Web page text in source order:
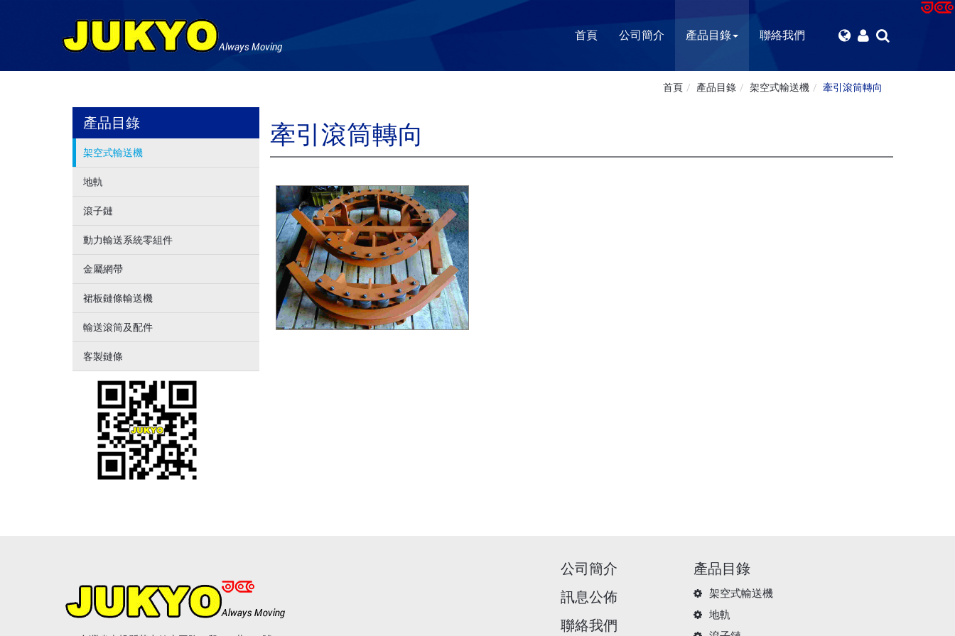
首頁 公司簡介 產品目錄 聯絡我們
首頁 產品目錄 架空式輸送機 牽引滾筒轉向
產品目錄
架空式輸送機
地軌
滾子鏈
動力輸送系統零組件
金屬網帶
裙板鏈條輸送機
輸送滾筒及配件
客製鏈條
牽引滾筒轉向
公司簡介
訊息公佈
聯絡我們
產品目錄
架空式輸送機
地軌